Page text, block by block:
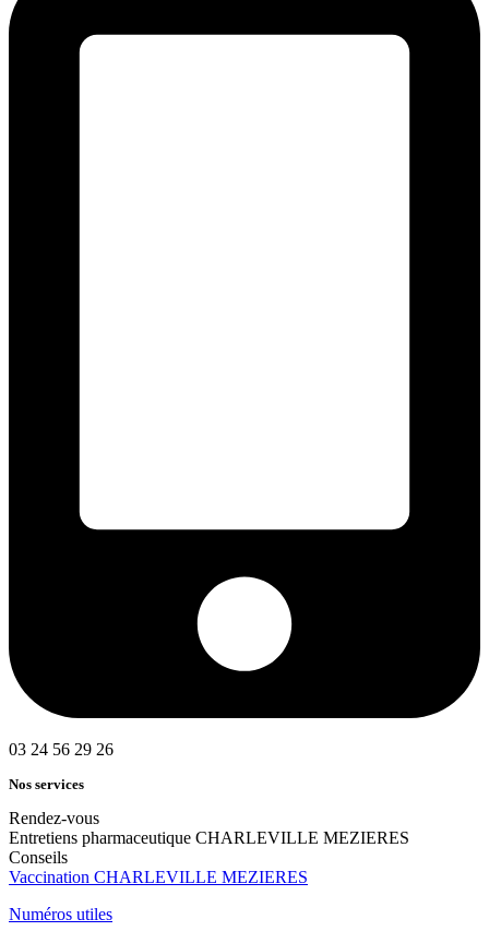
03 24 56 29 26
Nos services
Rendez-vous
Entretiens pharmaceutique CHARLEVILLE MEZIERES
Conseils
Vaccination CHARLEVILLE MEZIERES
Numéros utiles